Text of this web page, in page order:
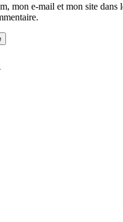
mon e-mail et mon site dans